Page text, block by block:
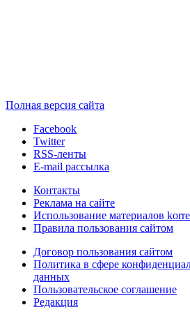
Полная версия сайта
Facebook
Twitter
RSS-ленты
E-mail рассылка
Контакты
Реклама на сайте
Использование материалов
Правила пользования сайтом
Договор пользования сайтом
Политика в сфере
данных
Пользовательское соглашение
Редакция